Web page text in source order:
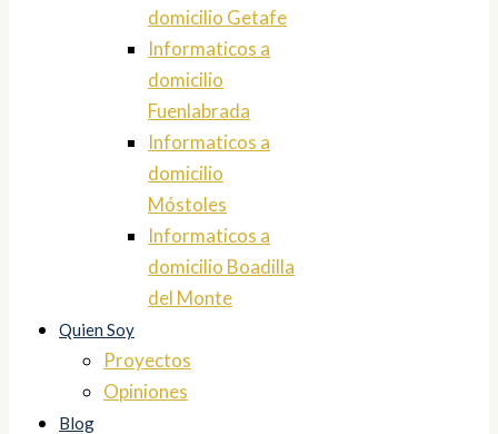
domicilio Getafe
Informaticos a
domicilio
Fuenlabrada
Informaticos a
domicilio
Móstoles
Informaticos a
domicilio Boadilla
del Monte
Quien Soy
Proyectos
Opiniones
Blog